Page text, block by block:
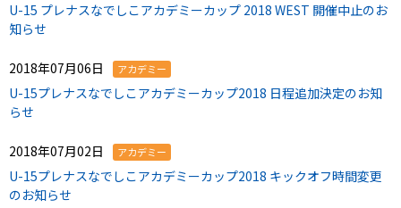
U-15 プレナスなでしこアカデミーカップ 2018 WEST 開催中止のお
知らせ
2018年07月06日 アカデミー
U-15プレナスなでしこアカデミーカップ2018 日程追加決定のお知
らせ
2018年07月02日 アカデミー
U-15プレナスなでしこアカデミーカップ2018 キックオフ時間変更
のお知らせ